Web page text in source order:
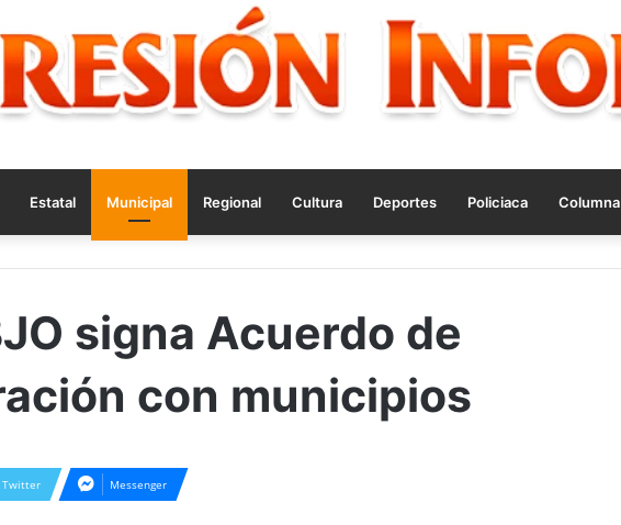
Estatal Municipal Regional Cultura Deportes Policiaca Columna
signa Acuerdo de
con municipios
Twitter Messenger